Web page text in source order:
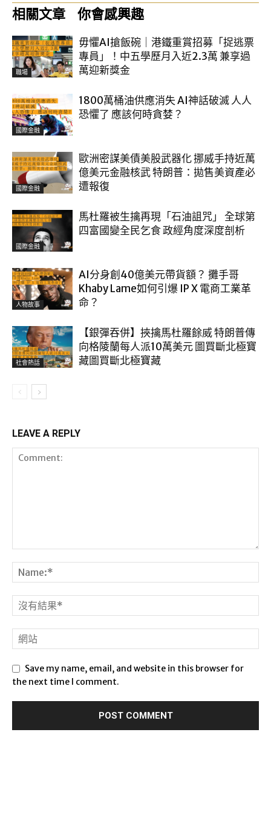
相關文章 你會感興趣
職場
毋懼AI搶飯碗｜港鐵重賞招募「捉逃票
專員」！中五學歷月入近2.3萬 兼享過
萬迎新獎金
國際金融
1800萬桶油供應消失 AI神話破滅 人人
恐懼了 應該何時貪婪？
國際金融
歐洲密謀美債美股武器化 挪威手持近萬
億美元金融核武 特朗普：拋售美資產必
遭報復
國際金融
馬杜羅被生擒再現「石油詛咒」 全球第
四富國變全民乞食 政經角度深度剖析
人物故事
AI分身創40億美元帶貨額？ 攤手哥
Khaby Lame如何引爆 IP X 電商工業革
命？
社會熱話
【銀彈吞併】挾擒馬杜羅餘威 特朗普傳
向格陵蘭每人派10萬美元 圖買斷北極寶
藏圖買斷北極寶藏
LEAVE A REPLY
Save my name, email, and website in this browser for
the next time I comment.